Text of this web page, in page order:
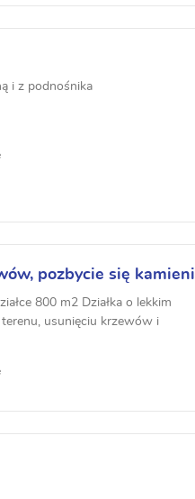
i z podnośnika
pozbycie się kamieni
800 m2 Działka o lekkim
usunięciu krzewów i